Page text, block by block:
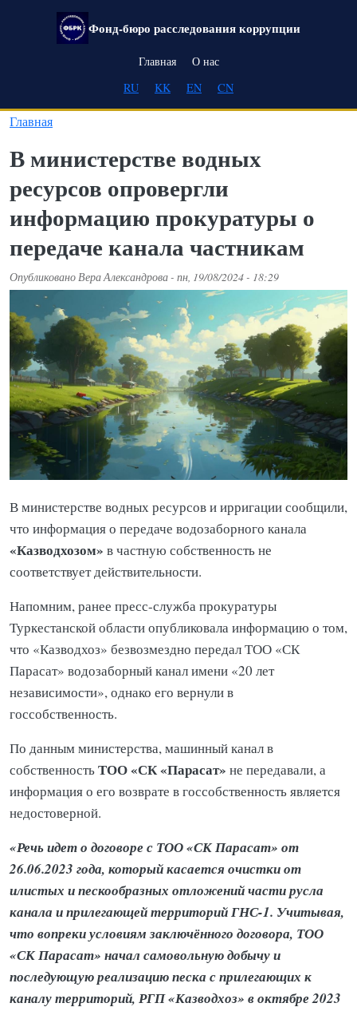
Перейти к основному содержанию
Фонд-бюро расследования коррупции
Main navigation
Главная
О нас
RU
KK EN CN
Главная
В министерстве водных
ресурсов опровергли
информацию прокуратуры о
передаче канала частникам
ОпубликованоВера Александрова- пн, 19/08/2024 - 18:29
В министерстве водных ресурсов и ирригации сообщили,
что информация о передаче водозаборного канала
«Казводхозом» в частную собственность не
соответствует действительности.
Напомним, ранее пресс-служба прокуратуры
Туркестанской области опубликовала информацию о том,
что «Казводхоз» безвозмездно передал ТОО «СК
Парасат» водозаборный канал имени «20 лет
независимости», однако его вернули в
госсобственность.
По данным министерства, машинный канал в
собственностьТОО «СК «Парасат» не передавали, а
информация о его возврате в госсобственность является
недостоверной.
«Речь идет о договоре с ТОО «СК Парасат» от
26.06.2023 года, который касается очистки от
илистых и пескообразных отложений части русла
канала и прилегающей территорий ГНС-1. Учитывая,
что вопреки условиям заключённого договора, ТОО
«СК Парасат» начал самовольную добычу и
последующую реализацию песка с прилегающих к
каналу территорий, РГП «Казводхоз» в октябре 2023